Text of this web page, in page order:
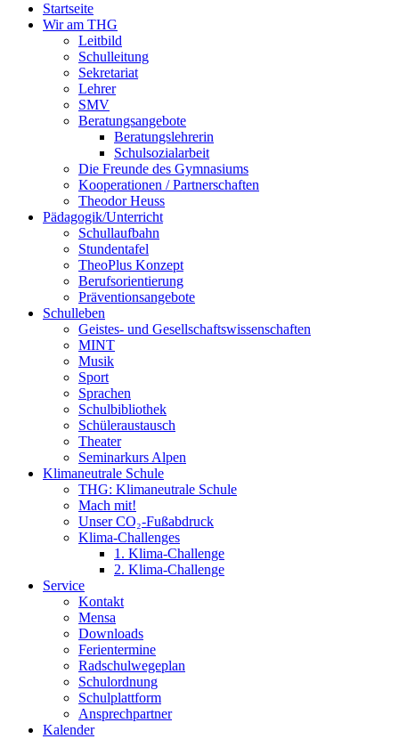
Startseite
Wir am THG
Leitbild
Schulleitung
Sekretariat
Lehrer
SMV
Beratungsangebote
Beratungslehrerin
Schulsozialarbeit
Die Freunde des Gymnasiums
Kooperationen / Partnerschaften
Theodor Heuss
Pädagogik/Unterricht
Schullaufbahn
Stundentafel
TheoPlus Konzept
Berufsorientierung
Präventionsangebote
Schulleben
Geistes- und Gesellschaftswissenschaften
MINT
Musik
Sport
Sprachen
Schulbibliothek
Schüleraustausch
Theater
Seminarkurs Alpen
Klimaneutrale Schule
THG: Klimaneutrale Schule
Mach mit!
Unser CO₂-Fußabdruck
Klima-Challenges
1. Klima-Challenge
2. Klima-Challenge
Service
Kontakt
Mensa
Downloads
Ferientermine
Radschulwegeplan
Schulordnung
Schulplattform
Ansprechpartner
Kalender